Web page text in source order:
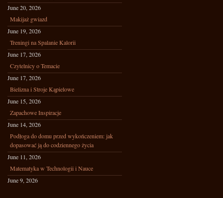
June 20, 2026
Makijaż gwiazd
June 19, 2026
Treningi na Spalanie Kalorii
June 17, 2026
Czytelnicy o Temacie
June 17, 2026
Bielizna i Stroje Kąpielowe
June 15, 2026
Zapachowe Inspiracje
June 14, 2026
Podłoga do domu przed wykończeniem: jak
dopasować ją do codziennego życia
June 11, 2026
Matematyka w Technologii i Nauce
June 9, 2026